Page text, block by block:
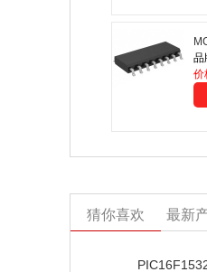
品
价
猜你喜欢 最新